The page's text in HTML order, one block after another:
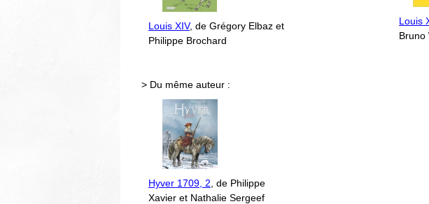
Louis XIV, de Grégory Elbaz et
Philippe Brochard
Louis
Bruno
> Du même auteur :
Hyver 1709, 2, de Philippe
Xavier et Nathalie Sergeef